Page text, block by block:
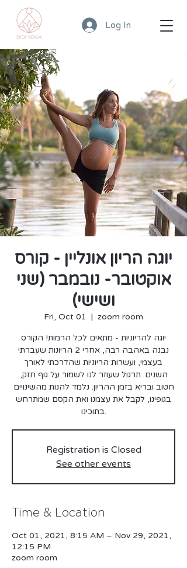
Log In
יוגה הריון אונליין - קורס
אוקטובר- נובמבר (שני
ושישי)
Fri, Oct 01
  |
zoom room
יוגה להריוניות - מתאים לכל הרמות! הקורס
נבנה באהבה רבה, אחרי 2 הריונות שעברתי
בעצמי, ועשרות הריוניות שהדרכתי לאורך
השנים. תרגול שעוזר לנו לשמור על גוף חזק,
חטוב ובריא בזמן ההריון. נלמד להנות מהשינויים
בגופינו, לקבל את עצמנו ואת הקסם שמתרחש
Registration is Closed
See other events
Time & Location
Oct 01, 2021, 8:15 AM – Nov 29, 2021,
12:15 PM
zoom room